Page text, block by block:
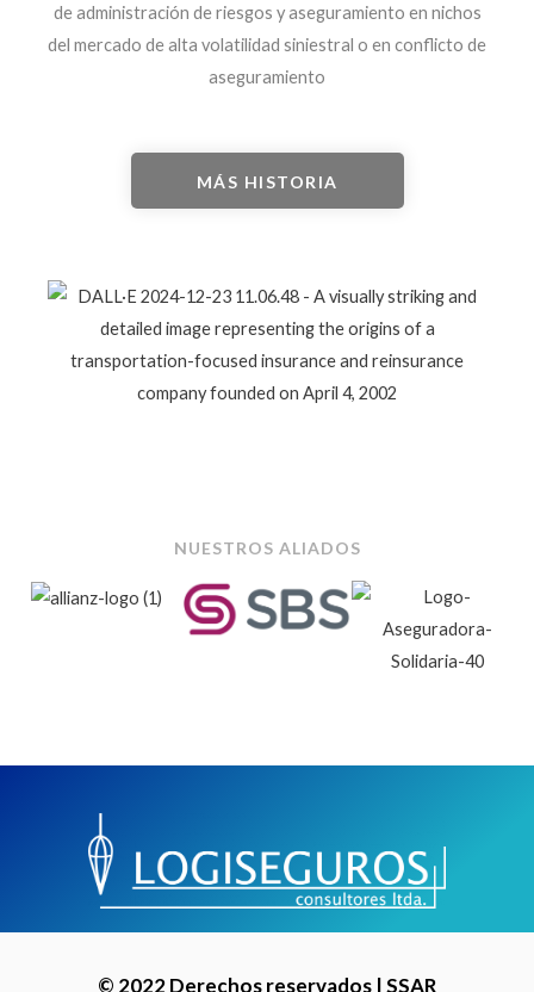
de administración de riesgos y aseguramiento en nichos
del mercado de alta volatilidad siniestral o en conflicto de
aseguramiento
MÁS HISTORIA
NUESTROS ALIADOS
© 2022 Derechos reservados | SSAR